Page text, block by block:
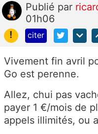
Publié par
01h06
!
citer
Vivement fin avril
Go est perenne.
Allez, chui pas
payer 1 €/mois de
appels illimités, ou